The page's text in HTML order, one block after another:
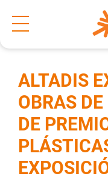
Nuestras Marcas
Compromiso
Inicio Notas de
ALTADIS
OBRAS
DE